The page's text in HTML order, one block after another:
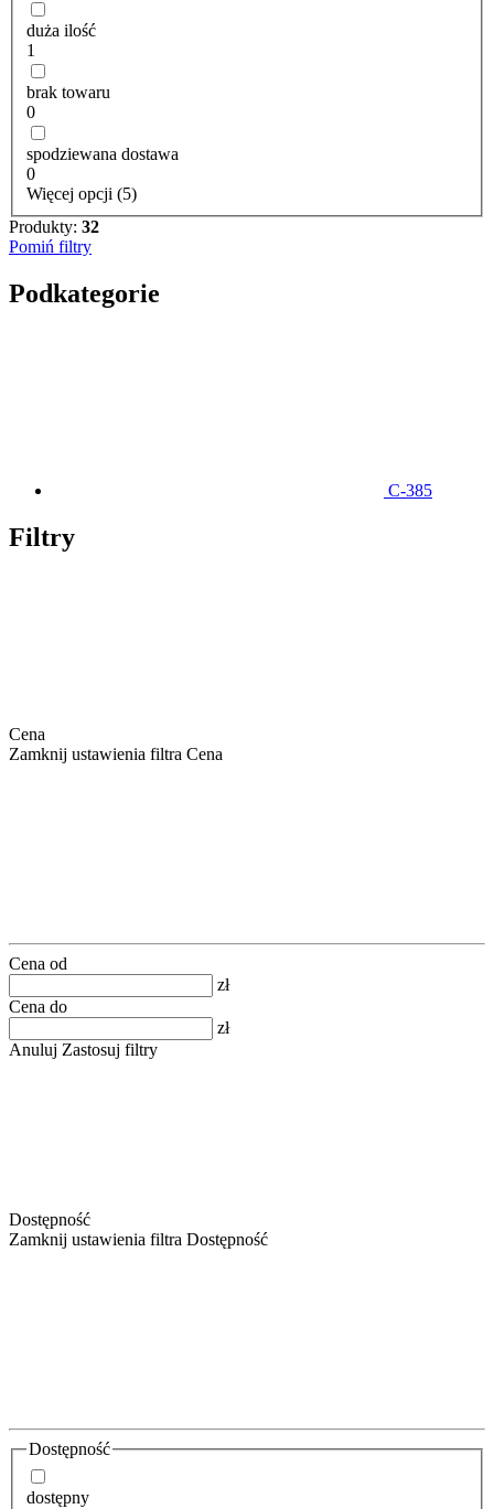
duża ilość
1
brak towaru
0
spodziewana dostawa
0
Więcej opcji (5)
Produkty: 32
Pomiń filtry
Podkategorie
C-385
Filtry
Cena
Zamknij ustawienia filtra Cena
Cena od
zł
Cena do
zł
Anuluj Zastosuj filtry
Dostępność
Zamknij ustawienia filtra Dostępność
Dostępność
dostępny